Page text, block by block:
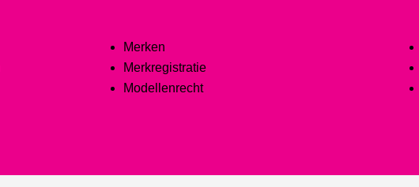
Merken
Merkregistratie
Modellenrecht